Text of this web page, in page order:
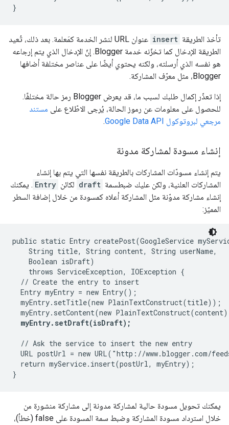
تأخذ الطريقة insert
عنوان URL لنشر الخدمة كمَعلمة. بعد ذلك، تُعيد
الطريقة الإدخال كما تخزّنه خدمة Blogger. إنّ الإدخال الذي يتم إرجاعه
هو نفسه الذي أرسلته، ولكنه يحتوي أيضًا على عناصر مختلفة أضافها
Blogger، مثل معرّف المشاركة.
إذا تعذّر إكمال طلبك لسبب ما، قد يعرض Blogger رمز حالة مختلفًا.
للحصول على معلومات عن رموز الحالة، يُرجى الاطّلاع على مستند
مرجعي لبروتوكول Google Data API
.
إنشاء مسودة لمشاركة مدونة
يتم إنشاء مسودّات المشاركات بالطريقة نفسها التي يتم بها إنشاء
المشاركات العلنية، ولكن عليك ضبطسمة draft لكائن Entry . يمكنك
إنشاء مشاركة مدوّنة مثل المشاركة أعلاه كمسودة من خلال إضافة السطر
المميّز:
public static Entry createPost(GoogleService
    String title, String content, String userName,
    Boolean isDraft)
    throws ServiceException, IOException {
  // Create the entry to insert
  Entry myEntry = new Entry();
  myEntry.setTitle(new PlainTextConstruct(title));
myEntry.setContent(new
myEntry.setDraft(isDraft);
  // Ask the service to insert the new entry
URL postUrl = new URL("http://www.blogger.com/
  return myService.insert(postUrl, myEntry);
يمكنك تحويل مسودة حالية لمشاركة مدونة إلى مشاركة منشورة من
خلال استرداد مسودة المشاركة وضبط سمة المسودة على false (خطأ)،